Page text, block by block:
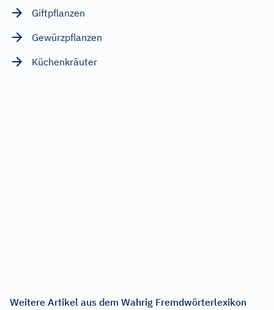
Giftpflanzen
Gewürzpflanzen
Küchenkräuter
Weitere Artikel aus dem Wahrig Fremdwörterlexikon